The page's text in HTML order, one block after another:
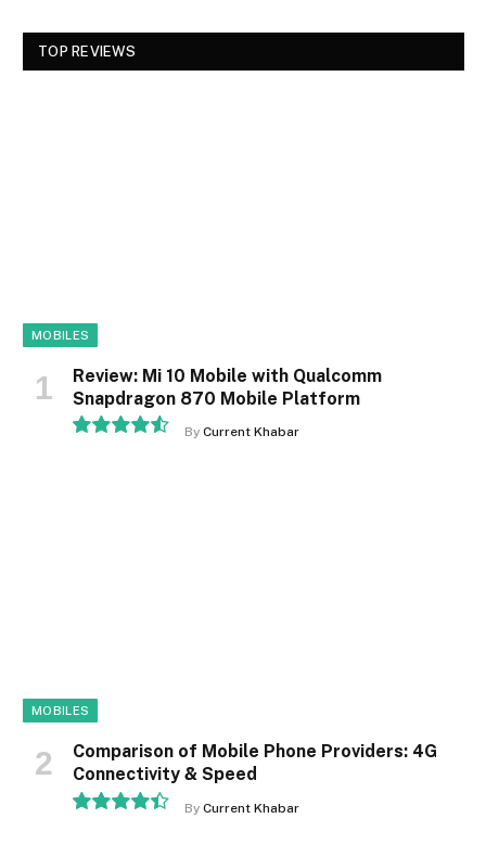
TOP REVIEWS
MOBILES
Review: Mi 10 Mobile with Qualcomm
Snapdragon 870 Mobile Platform
By Current Khabar
MOBILES
Comparison of Mobile Phone Providers: 4G
Connectivity & Speed
By Current Khabar